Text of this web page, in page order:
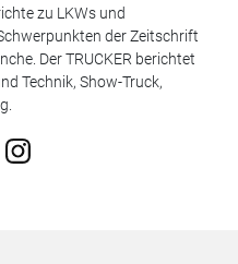
zu LKWs und
der Zeitschrift
Der TRUCKER berichtet
Technik, Show-Truck,